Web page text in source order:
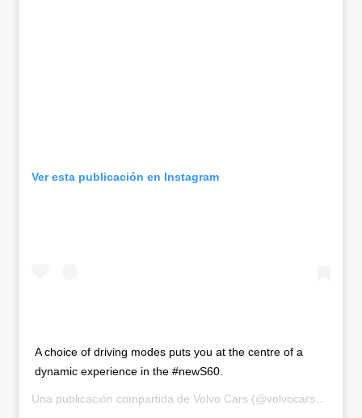
Ver esta publicación en Instagram
A choice of driving modes puts you at the centre of a
dynamic experience in the #newS60.
Una publicación compartida deVolvo Cars (@volvocars) el